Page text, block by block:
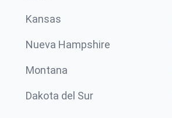
Kansas
Nueva Hampshire
Montana
Dakota del Sur